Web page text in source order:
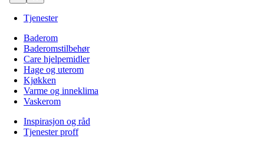
Tjenester
Baderom
Baderomstilbehør
Care hjelpemidler
Hage og uterom
Kjøkken
Varme og inneklima
Vaskerom
Inspirasjon og råd
Tjenester proff